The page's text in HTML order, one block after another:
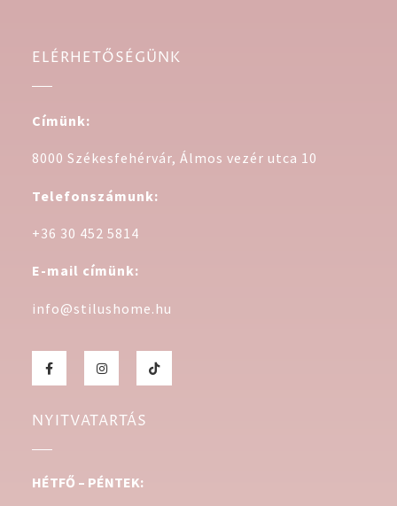
ELÉRHETŐSÉGÜNK
Címünk:
8000 Székesfehérvár, Álmos vezér utca 10
Telefonszámunk:
+36 30 452 5814
E-mail címünk:
info@stilushome.hu
NYITVATARTÁS
HÉTFŐ – PÉNTEK: